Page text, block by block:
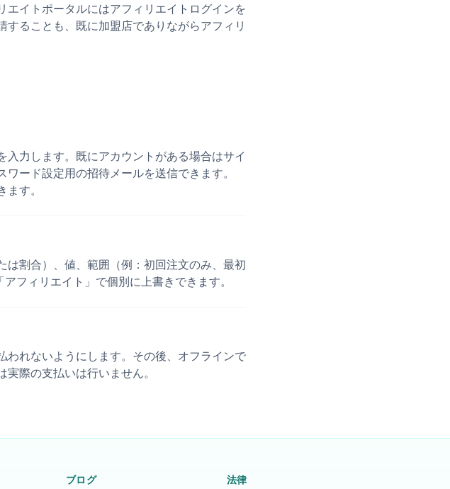
イトポータルにはアフィリエイトログインを
ることも、既に加盟店でありながらアフィリ
力します。既にアカウントがある場合はサイ
ード設定用の招待メールを送信できます。
す。
は割合）、値、範囲（例：初回注文のみ、最初
フィリエイト」で個別に上書きできます。
れないようにします。その後、オフラインで
際の支払いは行いません。
ブログ 法律